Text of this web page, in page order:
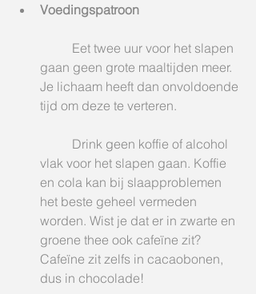
Voedingspatroon
gaan geen grote maaltijden meer.
Je lichaam heeft dan onvoldoende
tijd om deze te verteren.
vlak voor het slapen gaan. Koffie
en cola kan bij slaapproblemen
het beste geheel vermeden
worden. Wist je dat er in zwarte en
groene thee ook cafeïne zit?
Cafeïne zit zelfs in cacaobonen,
dus in chocolade!